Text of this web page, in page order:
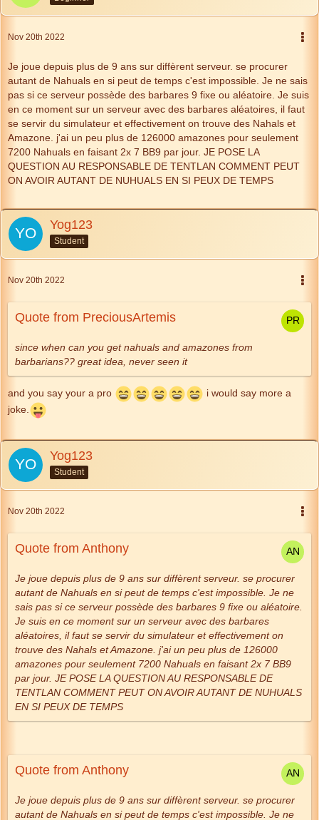
Nov 20th 2022
Je joue depuis plus de 9 ans sur diffèrent serveur. se procurer
autant de Nahuals en si peut de temps c'est impossible. Je ne sais
pas si ce serveur possède des barbares 9 fixe ou aléatoire. Je suis
en ce moment sur un serveur avec des barbares aléatoires, il faut
se servir du simulateur et effectivement on trouve des Nahals et
Amazone. j'ai un peu plus de 126000 amazones pour seulement
7200 Nahuals en faisant 2x 7 BB9 par jour. JE POSE LA
QUESTION AU RESPONSABLE DE TENTLAN COMMENT PEUT
ON AVOIR AUTANT DE NUHUALS EN SI PEUX DE TEMPS
Yog123
Student
Nov 20th 2022
Quote from PreciousArtemis
since when can you get nahuals and amazones from
barbarians?? great idea, never seen it
and you say your a pro
i would say more a
joke.
Yog123
Student
Nov 20th 2022
Quote from Anthony
Je joue depuis plus de 9 ans sur diffèrent serveur. se procurer
autant de Nahuals en si peut de temps c'est impossible. Je ne
sais pas si ce serveur possède des barbares 9 fixe ou aléatoire.
Je suis en ce moment sur un serveur avec des barbares
aléatoires, il faut se servir du simulateur et effectivement on
trouve des Nahals et Amazone. j'ai un peu plus de 126000
amazones pour seulement 7200 Nahuals en faisant 2x 7 BB9
par jour. JE POSE LA QUESTION AU RESPONSABLE DE
TENTLAN COMMENT PEUT ON AVOIR AUTANT DE NUHUALS
EN SI PEUX DE TEMPS
Quote from Anthony
Je joue depuis plus de 9 ans sur diffèrent serveur. se procurer
autant de Nahuals en si peut de temps c'est impossible. Je ne